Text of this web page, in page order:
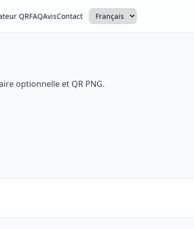
QRFAQAvisContact
optionnelle et QR PNG.